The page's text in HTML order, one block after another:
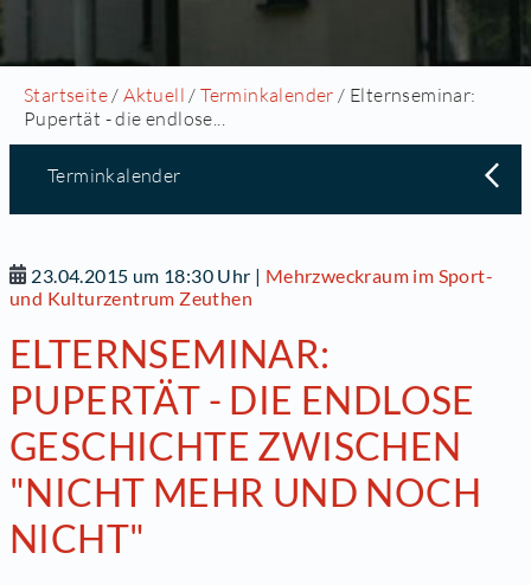
Startseite /Aktuell /Terminkalender / Elternseminar:
Pupertät - die endlose...
Terminkalender
23.04.2015 um 18:30 Uhr | Mehrzweckraum im Sport-
und Kulturzentrum Zeuthen
ELTERNSEMINAR:
PUPERTÄT - DIE ENDLOSE
GESCHICHTE ZWISCHEN
"NICHT MEHR UND NOCH
NICHT"